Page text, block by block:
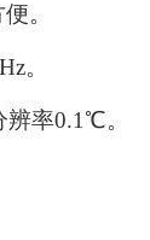
。
。
率0.1℃。